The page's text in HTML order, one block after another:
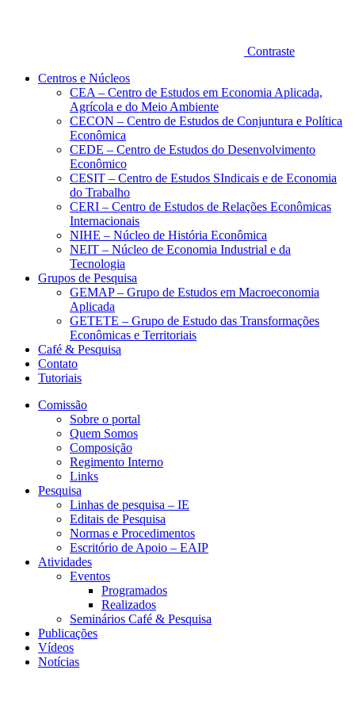
Contraste
Centros e Núcleos
CEA – Centro de Estudos em Economia Aplicada,
Agrícola e do Meio Ambiente
CECON – Centro de Estudos de Conjuntura e Política
Econômica
CEDE – Centro de Estudos do Desenvolvimento
Econômico
CESIT – Centro de Estudos SIndicais e de Economia
do Trabalho
CERI – Centro de Estudos de Relações Econômicas
Internacionais
NIHE – Núcleo de História Econômica
NEIT – Núcleo de Economia Industrial e da
Tecnologia
Grupos de Pesquisa
GEMAP – Grupo de Estudos em Macroeconomia
Aplicada
GETETE – Grupo de Estudo das Transformações
Econômicas e Territoriais
Café & Pesquisa
Contato
Tutoriais
Comissão
Sobre o portal
Quem Somos
Composição
Regimento Interno
Links
Pesquisa
Linhas de pesquisa – IE
Editais de Pesquisa
Normas e Procedimentos
Escritório de Apoio – EAIP
Atividades
Eventos
Programados
Realizados
Seminários Café & Pesquisa
Publicações
Vídeos
Notícias